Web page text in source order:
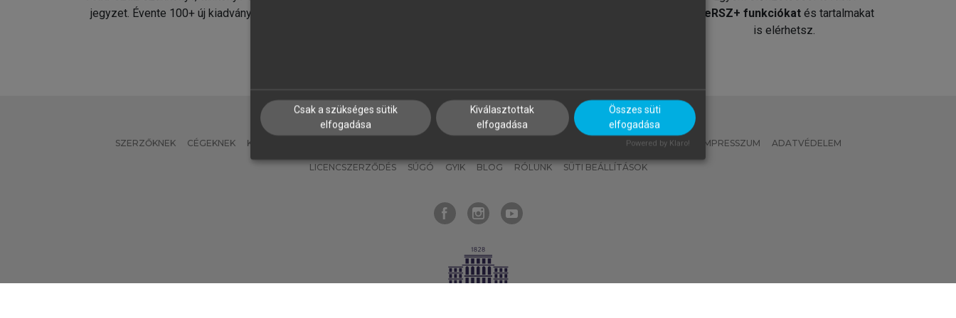
jegyzet. Évente 100+ új kiadvány.
MeRSZ+ funkciókat és tartalmakat
is elérhetsz.
SZERZŐKNEK CÉGEKNEK KÖNYVTÁROSOKNAK MI – ÁLTALÁNOS IRÁNYELVEK IMPRESSZUM ADATVÉDELEM
LICENCSZERZŐDÉS SÚGÓ GYIK BLOG RÓLUNK SÜTI BEÁLLÍTÁSOK
Csak a szükséges sütik
elfogadása
Kiválasztottak
elfogadása
Összes süti
elfogadása
Powered by Klaro!